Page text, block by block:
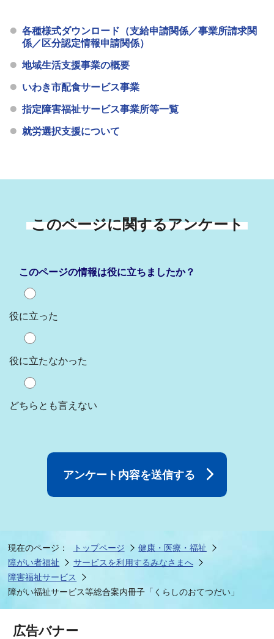
各種様式ダウンロード（支給申請関係／事業所請求関
係／区分認定情報申請関係）
地域生活支援事業の概要
いわき市配食サービス事業
指定障害福祉サービス事業所等一覧
就労選択支援について
このページに関するアンケート
このページの情報は役に立ちましたか？
役に立った
役に立たなかった
どちらとも言えない
現在のページ： トップページ
健康・医療・福祉
障がい者福祉
サービスを利用するみなさまへ
障害福祉サービス
障がい福祉サービス等総合案内冊子「くらしのおてつだい」
広告バナー